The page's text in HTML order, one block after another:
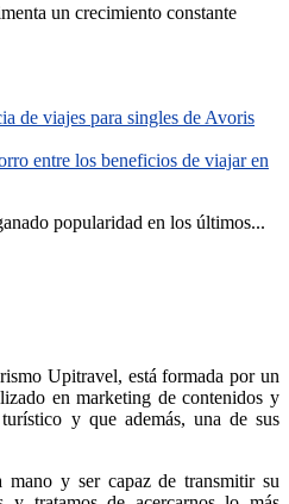
un crecimiento constante
entre los beneficios de viajar en
popularidad en los últimos...
Upitravel, está formada por un
en marketing de contenidos y
y que además, una de sus
y ser capaz de transmitir su